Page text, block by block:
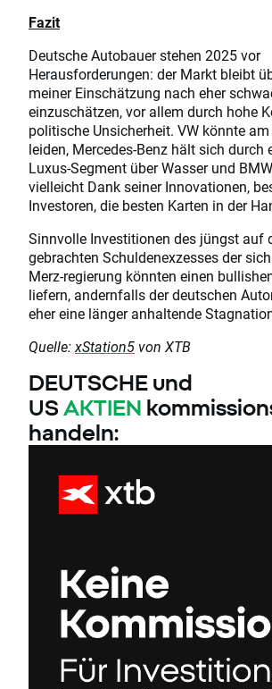
Fazit
Deutsche Autobauer stehen 2025 vor
Herausforderungen: der Markt bleibt
meiner Einschätzung nach eher
einzuschätzen, vor allem durch hohe
politische Unsicherheit. VW könnte
leiden, Mercedes-Benz hält sich durch
Luxus-Segment über Wasser und
vielleicht Dank seiner Innovationen,
Investoren, die besten Karten in der
Sinnvolle Investitionen des jüngst auf
gebrachten Schuldenexzesses der
Merz-regierung könnten einen
liefern, andernfalls der deutschen
eher eine länger anhaltende
Quelle:xStation5 von XTB
DEUTSCHE und
US AKTIEN
handeln: